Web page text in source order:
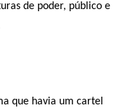
de poder, público e
que havia um cartel